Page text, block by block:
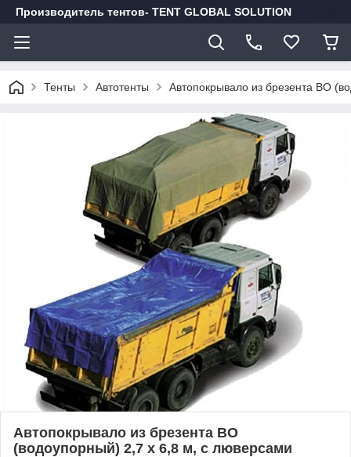
Производитель тентов- TENT GLOBAL SOLUTION
Тенты Автотенты Автопокрывало из брезента ВО
Автопокрывало из брезента ВО
(водоупорный) 2,7 х 6,8 м, с люверсами